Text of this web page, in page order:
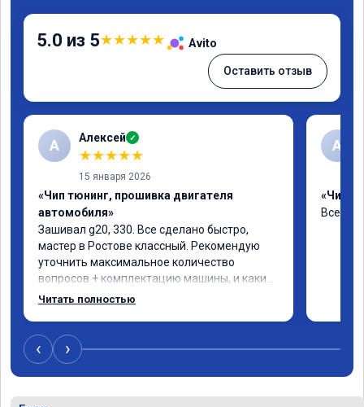
5.0 из 5★★★★★ Avito
Оставить отзыв
А Алексей ✓
★★★★★
15 января 2026
«Чип тюнинг, прошивка двигателя
автомобиля»
Зашивал g20, 330. Все сделано быстро,
мастер в Ростове классный. Рекомендую
уточнить максимальное количество
вопросов + комплектацию машины, и какие
допы ставить(карты, ограничитель
машина ехать бодрее стала, особенно 100-
200. 🤝🤝🤝🤝
Читать полностью
А
«Чип
Все
‹ ›